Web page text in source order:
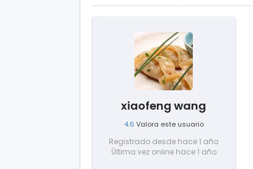
xiaofeng wang
4.6 Valora este usuario
Registrado desde hace 1 año
Última vez online hace 1 año